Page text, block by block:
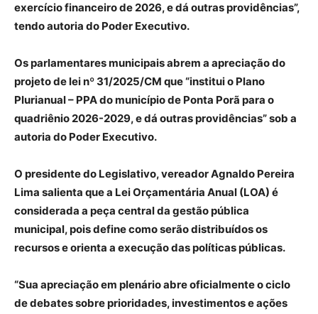
exercício financeiro de 2026, e dá outras providências”,
tendo autoria do Poder Executivo.
Os parlamentares municipais abrem a apreciação do
projeto de lei nº 31/2025/CM que “institui o Plano
Plurianual – PPA do município de Ponta Porã para o
quadriênio 2026-2029, e dá outras providências” sob a
autoria do Poder Executivo.
O presidente do Legislativo, vereador Agnaldo Pereira
Lima salienta que a Lei Orçamentária Anual (LOA) é
considerada a peça central da gestão pública
municipal, pois define como serão distribuídos os
recursos e orienta a execução das políticas públicas.
“Sua apreciação em plenário abre oficialmente o ciclo
de debates sobre prioridades, investimentos e ações